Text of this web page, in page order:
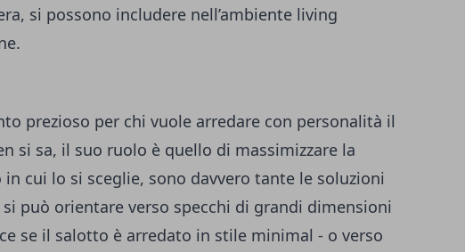
si possono includere nell’ambiente living
prezioso per chi vuole arredare con personalità il
si sa, il suo ruolo è quello di massimizzare la
cui lo si sceglie, sono davvero tante le soluzioni
può orientare verso specchi di grandi dimensioni
se il salotto è arredato in stile minimal - o verso